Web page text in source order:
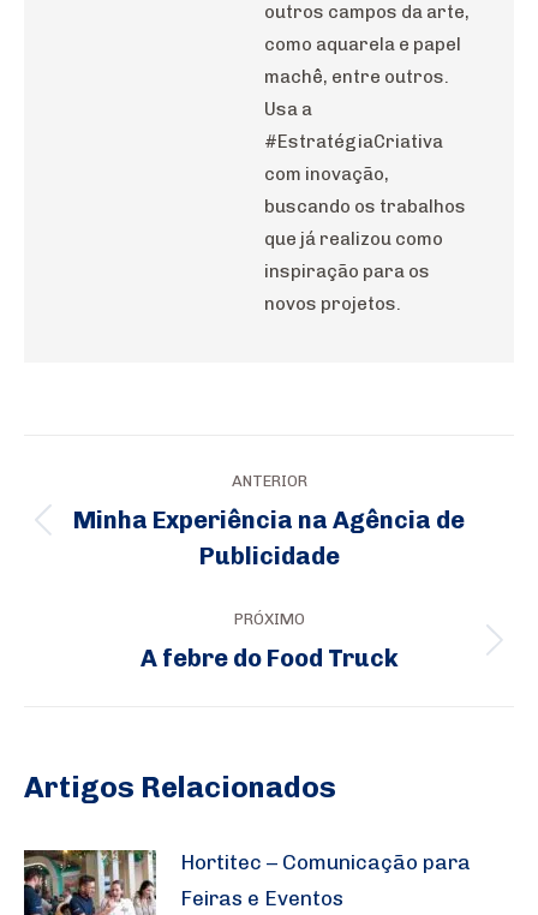
outros campos da arte,
como aquarela e papel
machê, entre outros.
Usa a
#EstratégiaCriativa
com inovação,
buscando os trabalhos
que já realizou como
inspiração para os
novos projetos.
de
ANTERIOR
Minha Experiência na Agência de
Publicidade
PRÓXIMO
Próximo
A febre do Food Truck
Artigos Relacionados
Hortitec – Comunicação para
Feiras e Eventos